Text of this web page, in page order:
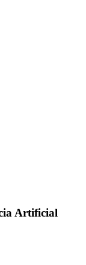
Artificial